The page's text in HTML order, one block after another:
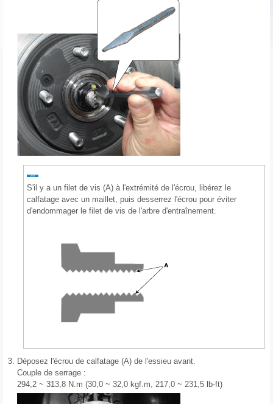
S'il y a un filet de vis (A) à l'extrémité de l'écrou, libérez le
calfatage avec un maillet, puis desserrez l'écrou pour éviter
d'endommager le filet de vis de l'arbre d'entraînement.
3. Déposez l'écrou de calfatage (A) de l'essieu avant.
Couple de serrage :
294,2 ~ 313,8 N.m (30,0 ~ 32,0 kgf.m, 217,0 ~ 231,5 lb-ft)